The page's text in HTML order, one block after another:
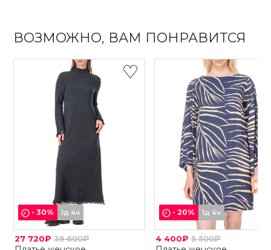
ВОЗМОЖНО, ВАМ ПОНРАВИТСЯ
-30% 1д 4ч
27 720₽ 39 600₽
-20% 1д 4ч
4 400₽ 5 500₽